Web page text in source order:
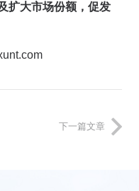
扩大市场份额，促发
下一篇文章